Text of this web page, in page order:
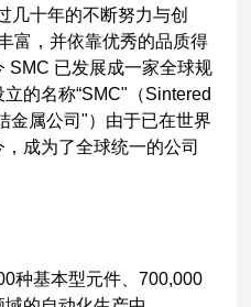
几十年的不断努力与创
富，并依靠优秀的品质得
SMC 已发展成一家全球规
的名称“SMC"（Sintered
金属公司"）由于已在世界
成为了全球统一的公司
种基本型元件、700,000